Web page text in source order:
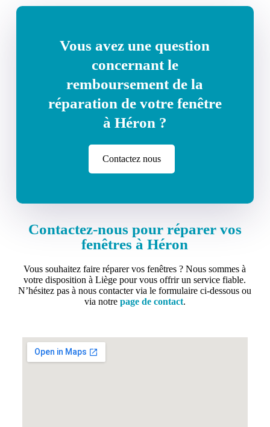
Vous avez une question
concernant le
remboursement de la
réparation de votre fenêtre
à Héron ?
Contactez nous
Contactez-nous pour réparer vos
fenêtres à Héron
Vous souhaitez faire réparer vos fenêtres ? Nous sommes à
votre disposition à Liège pour vous offrir un service fiable.
N’hésitez pas à nous contacter via le formulaire ci-dessous ou
via notre page de contact.